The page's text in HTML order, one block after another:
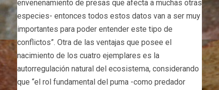
envenenamiento de presas que afecta a muchas otras
especies- entonces todos estos datos van a ser muy
importantes para poder entender este tipo de
conflictos”. Otra de las ventajas que posee el
nacimiento de los cuatro ejemplares es la
autorregulación natural del ecosistema, considerando
que “el rol fundamental del puma -como predador